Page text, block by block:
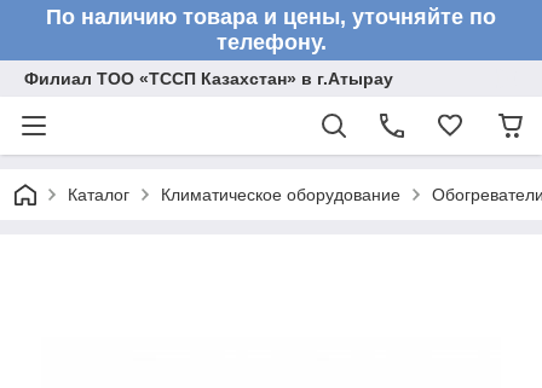
По наличию товара и цены, уточняйте по
телефону.
Филиал ТОО «ТССП Казахстан» в г.Атырау
Каталог Климатическое оборудование